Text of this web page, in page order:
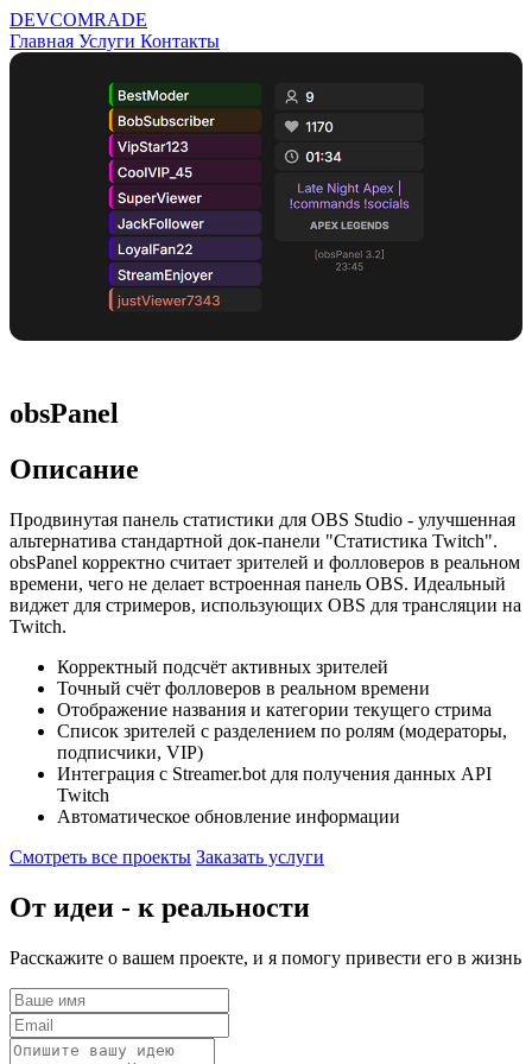
DEVCOMRADE
Главная Услуги Контакты
obsPanel
Описание
Продвинутая панель статистики для OBS Studio - улучшенная
альтернатива стандартной док-панели "Статистика Twitch".
obsPanel корректно считает зрителей и фолловеров в реальном
времени, чего не делает встроенная панель OBS. Идеальный
виджет для стримеров, использующих OBS для трансляции на
Twitch.
Корректный подсчёт активных зрителей
Точный счёт фолловеров в реальном времени
Отображение названия и категории текущего стрима
Список зрителей с разделением по ролям (модераторы,
подписчики, VIP)
Интеграция с Streamer.bot для получения данных API
Twitch
Автоматическое обновление информации
Смотреть все проекты Заказать услуги
От идеи - к реальности
Расскажите о вашем проекте, и я помогу привести его в жизнь